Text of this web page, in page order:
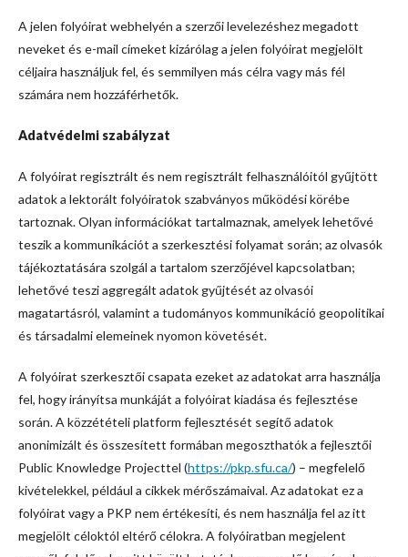
A jelen folyóirat webhelyén a szerzői levelezéshez megadott
neveket és e-mail címeket kizárólag a jelen folyóirat megjelölt
céljaira használjuk fel, és semmilyen más célra vagy más fél
számára nem hozzáférhetők.
Adatvédelmi szabályzat
A folyóirat regisztrált és nem regisztrált felhasználóitól gyűjtött
adatok a lektorált folyóiratok szabványos működési körébe
tartoznak. Olyan információkat tartalmaznak, amelyek lehetővé
teszik a kommunikációt a szerkesztési folyamat során; az olvasók
tájékoztatására szolgál a tartalom szerzőjével kapcsolatban;
lehetővé teszi aggregált adatok gyűjtését az olvasói
magatartásról, valamint a tudományos kommunikáció geopolitikai
és társadalmi elemeinek nyomon követését.
A folyóirat szerkesztői csapata ezeket az adatokat arra használja
fel, hogy irányítsa munkáját a folyóirat kiadása és fejlesztése
során. A közzétételi platform fejlesztését segítő adatok
anonimizált és összesített formában megoszthatók a fejlesztői
Public Knowledge Projecttel (https://pkp.sfu.ca/) – megfelelő
kivételekkel, például a cikkek mérőszámaival. Az adatokat ez a
folyóirat vagy a PKP nem értékesíti, és nem használja fel az itt
megjelölt céloktól eltérő célokra. A folyóiratban megjelent